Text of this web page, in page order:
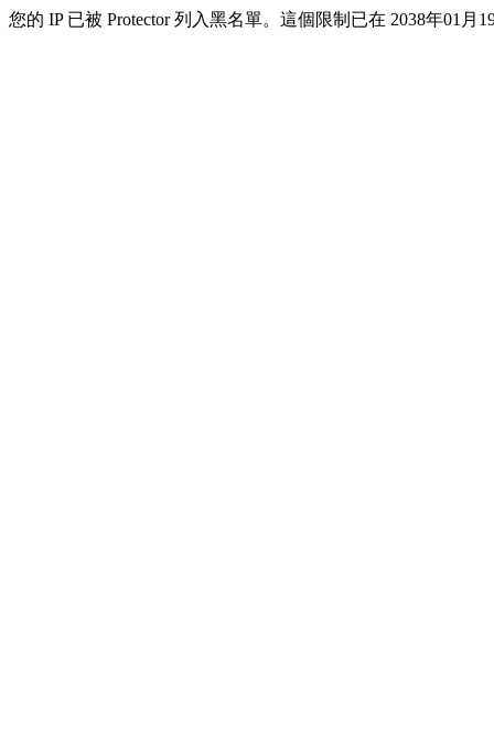
您的 IP 已被 Protector 列入黑名單。這個限制已在 2038年01月